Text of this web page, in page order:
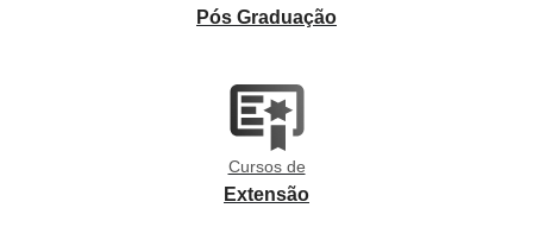
Pós Graduação
Cursos de
Extensão